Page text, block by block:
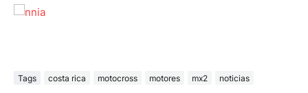
Tags costa rica motocross motores mx2 noticias